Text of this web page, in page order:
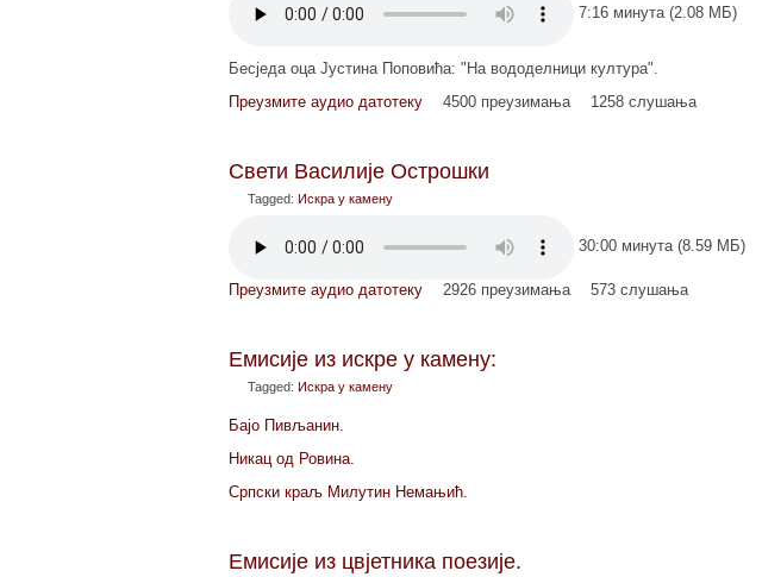
7:16 минута (2.08 МБ)
Бесједа оца Јустина Поповића: "На вододелници култура".
Преузмите аудио датотеку
4500 преузимања 1258 слушања
Свети Василије Острошки
Tagged: Искра у камену
30:00 минута (8.59 МБ)
Преузмите аудио датотеку 2926 преузимања 573 слушања
Емисије из искре у камену:
Tagged: Искра у камену
Бајо Пивљанин.
Никац од Ровина.
Српски краљ Милутин Немањић.
Емисије из цвјетника поезије.